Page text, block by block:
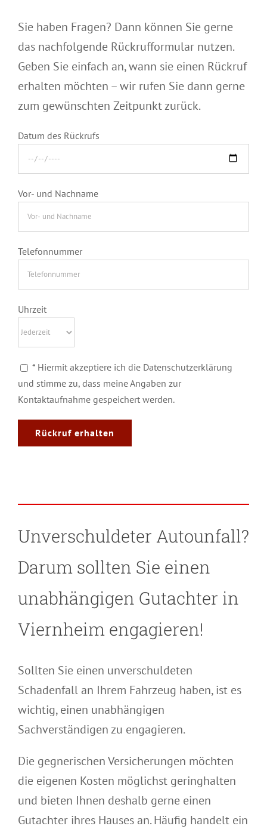
Sie haben Fragen? Dann können Sie gerne
das nachfolgende Rückrufformular nutzen.
Geben Sie einfach an, wann sie einen Rückruf
erhalten möchten – wir rufen Sie dann gerne
zum gewünschten Zeitpunkt zurück.
Datum des Rückrufs
Vor- und Nachname
Telefonnummer
Uhrzeit
* Hiermit akzeptiere ich die Datenschutzerklärung
und stimme zu, dass meine Angaben zur
Kontaktaufnahme gespeichert werden.
Unverschuldeter Autounfall?
Darum sollten Sie einen
unabhängigen Gutachter in
Viernheim engagieren!
Sollten Sie einen unverschuldeten
Schadenfall an Ihrem Fahrzeug haben, ist es
wichtig, einen unabhängigen
Sachverständigen zu engagieren.
Die gegnerischen Versicherungen möchten
die eigenen Kosten möglichst geringhalten
und bieten Ihnen deshalb gerne einen
Gutachter ihres Hauses an. Häufig handelt ein